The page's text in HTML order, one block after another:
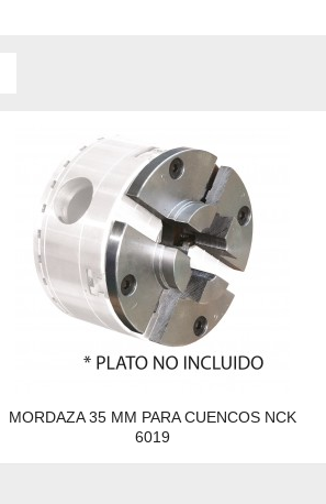
MORDAZA 35 MM PARA CUENCOS NCK
6019